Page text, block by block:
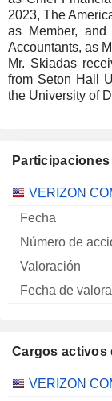
2023, The
as Member,
Accountants, as
Mr. Skiadas
from Seton Hall
the University of
Empresa
VERIZON
Cargos activos
Empresas Cargo
VERIZON